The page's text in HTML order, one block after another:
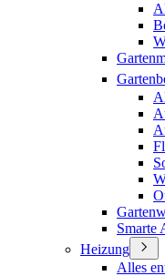
Smarte
Heizung
Alles